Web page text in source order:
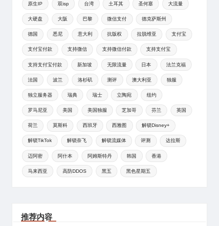
原生IP 双isp 台湾 土耳其 圣何塞 大流量
大硬盘 大阪 巴黎 微信支付 德克萨斯州
德国 悉尼 意大利 抗版权 拉脱维亚 支付宝
支付宝付款 支持微信 支持微信付款 支持支付宝
支持支付宝付款 新加坡 无限流量 日本 法兰克福
法国 波兰 洛杉矶 测评 澳大利亚 独服
独立服务器 瑞典 瑞士 立陶宛 纽约
罗马尼亚 美国 美国独服 芝加哥 芬兰 英国
荷兰 莫斯科 西班牙 西雅图 解锁Disney+
解锁TikTok 解锁奈飞 解锁流媒体 评测 达拉斯
迈阿密 阿什本 阿姆斯特丹 韩国 香港
马来西亚 高防DDOS 黑五 黑色星期五
推荐内容